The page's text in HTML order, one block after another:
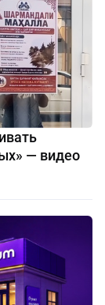
— видео